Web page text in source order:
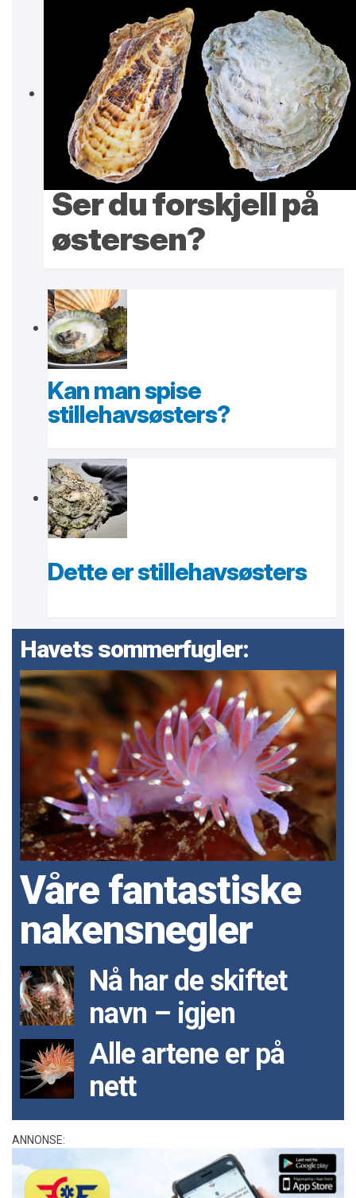
Ser du forskjell på
østersen?
Kan man spise
stillehavsøsters?
Dette er stillehavsøsters
Havets sommerfugler:
Våre fantastiske
nakensnegler
Nå har de skiftet
navn – igjen
Alle artene er på
nett
ANNONSE: